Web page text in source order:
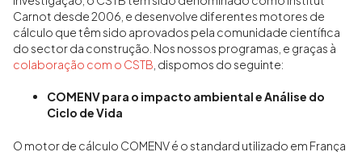
Carnot desde 2006, e desenvolve diferentes motores de
cálculo que têm sido aprovados pela comunidade científica
do sector da construção. Nos nossos programas, e graças à
colaboração com o CSTB , dispomos do seguinte:
COMENV para o impacto ambiental e Análise do
Ciclo de Vida
O motor de cálculo COMENV é o standard utilizado em França